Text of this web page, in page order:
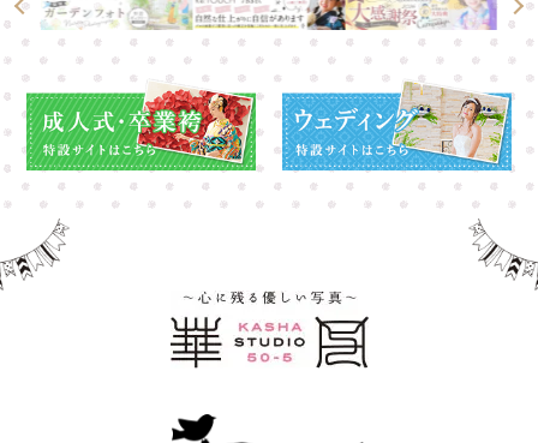
高崎店
大宮店
高崎店
大宮店